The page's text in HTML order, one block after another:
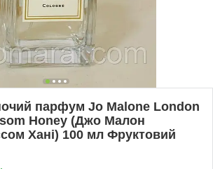
парфум Jo Malone London
Honey (Джо Малон
Хані) 100 мл Фруктовий